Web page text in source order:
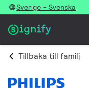
Sverige - Svenska
Tillbaka till familj